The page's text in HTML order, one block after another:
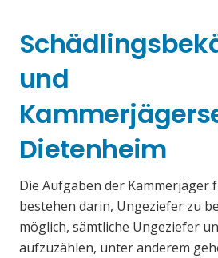
und
Dietenheim
Die Aufgaben der Kammerjäger
bestehen darin, Ungeziefer zu
möglich, sämtliche Ungeziefer
aufzuzählen, unter anderem